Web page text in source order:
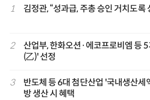
1 김정관, “성과급, 주총 승인 거치도록
2
산업부, 한화오션·에코프로비엠 등
(乙)' 선정
3
반도체 등 6대 첨단산업 '국내생산세
방 생산 시 혜택